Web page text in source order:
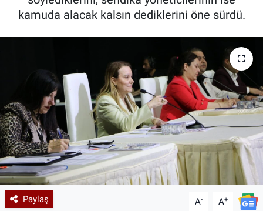
kamuda alacak kalsın dediklerini öne sürdü.
Paylaş A- A+